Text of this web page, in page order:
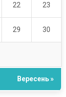
22 23
29 30
Вересень »